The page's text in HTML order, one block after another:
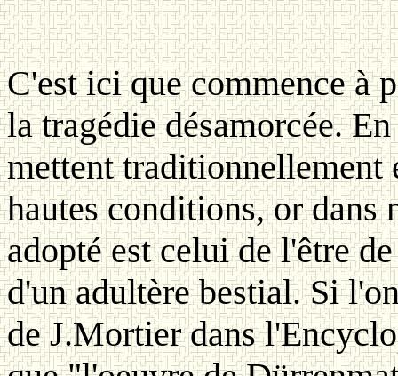
C'est ici que commence à
la tragédie désamorcée.
mettent traditionnellement
hautes conditions, or
adopté est celui de l'être
d'un adultère bestial. Si
de J.Mortier dans